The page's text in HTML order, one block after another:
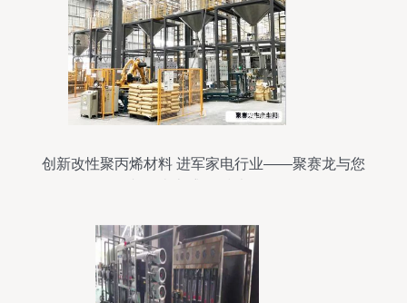
创新改性聚丙烯材料 进军家电行业——聚赛龙与您